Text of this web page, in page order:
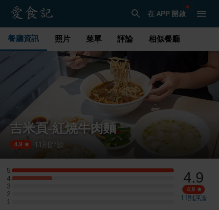
在 APP 開啟
餐廳資訊 照片 菜單 評論 相似餐廳
吉米頁-紅燒牛肉麵
4.9 11 則評論
5
5 星：4 則評論
4
4 星：1 則評論
3
3 星：0 則評論
2
2 星：0 則評論
1
1 星：0 則評論
4.9
4.9
11則評論